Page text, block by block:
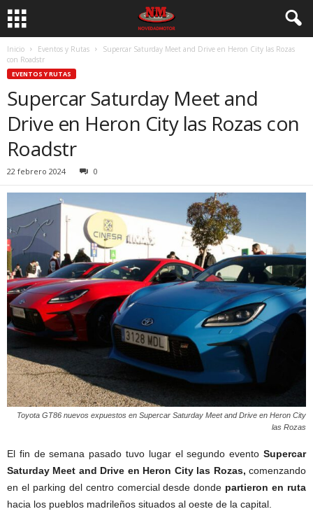
Inicio Eventos y Rutas
Supercar Saturday Meet and Drive en Heron City las Rozas
con Roadstr
EVENTOS Y RUTAS
Supercar Saturday Meet and
Drive en Heron City las Rozas con
Roadstr
22 febrero 2024 0
Toyota GT86 nuevos expuestos en Supercar Saturday Meet and Drive en Heron City
las Rozas
El fin de semana pasado tuvo lugar el segundo evento Supercar
Saturday Meet and Drive en Heron City las Rozas, comenzando
en el parking del centro comercial desde donde partieron en ruta
hacia los pueblos madrileños situados al oeste de la capital.